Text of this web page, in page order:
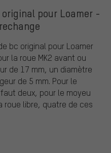
pour Loamer -
bc original pour Loamer
la roue MK2 avant ou
de 17 mm, un diamètre
de 5 mm. Pour le
deux, pour le moyeu
roue libre, quatre de ces